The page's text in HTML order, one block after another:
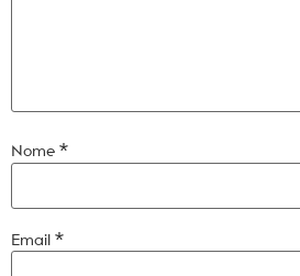
Nome *
Email *